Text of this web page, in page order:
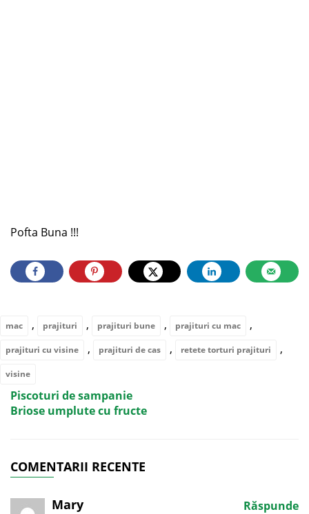
Pofta Buna !!!
mac , prajituri , prajituri bune , prajituri cu mac ,
prajituri cu visine , prajituri de cas , retete torturi prajituri ,
visine
Piscoturi de sampanie
Briose umplute cu fructe
COMENTARII RECENTE
Mary Răspunde